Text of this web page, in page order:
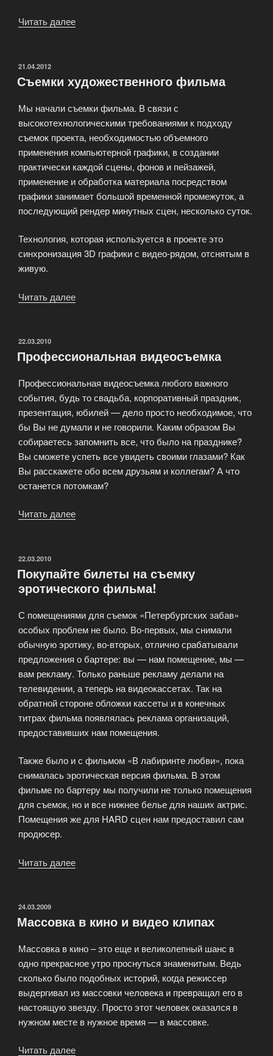
Читать далее
видеосъемка,
фильм
о
молодых!»
ОПУБЛИКОВАНО
21.04.2012
Съемки художественного фильма
Мы начали съемки фильма. В связи с
высокотехнологическими требованиями к подходу
съемок проекта, необходимостью объемного
применения компьютерной графики, в создании
практически каждой сцены, фонов и пейзажей,
применение и обработка материала посредством
графики занимает большой временной промежуток, а
последующий рендер минутных сцен, несколько суток.
Технология, которая используется в проекте это
синхронизация 3D графики с видео-рядом, отснятым в
живую.
Читать далее
ОПУБЛИКОВАНО
22.03.2010
Профессиональная видеосъемка
Профессиональная видеосъемка любого важного
события, будь то свадьба, корпоративный праздник,
презентация, юбилей — дело просто необходимое, что
бы Вы не думали и не говорили. Каким образом Вы
собираетесь запомнить все, что было на празднике?
Вы сможете успеть все увидеть своими глазами? Как
Вы расскажете обо всем друзьям и коллегам? А что
останется потомкам?
Читать далее
ОПУБЛИКОВАНО
22.03.2010
Покупайте билеты на съемку
эротического фильма!
С помещениями для съемок «Петербургских забав»
особых проблем не было. Во-первых, мы снимали
обычную эротику, во-вторых, отлично срабатывали
предложения о бартере: вы — нам помещение, мы —
вам рекламу. Только раньше рекламу делали на
телевидении, а теперь на видеокассетах. Так на
обратной стороне обложки кассеты и в конечных
титрах фильма появлялась реклама организаций,
предоставивших нам помещения.
Также было и с фильмом «В лабиринте любви», пока
снималась эротическая версия фильма. В этом
фильме по бартеру мы получили не только помещения
для съемок, но и все нижнее белье для наших актрис.
Помещения же для HARD сцен нам предоставил сам
продюсер.
Читать далее
эротического
ОПУБЛИКОВАНО
24.03.2009
Массовка в кино и видео клипах
Массовка в кино – это еще и великолепный шанс в
одно прекрасное утро проснуться знаменитым. Ведь
сколько было подобных историй, когда режиссер
выдергивал из массовки человека и превращал его в
настоящую звезду. Просто этот человек оказался в
нужном месте в нужное время — в массовке.
Читать далее